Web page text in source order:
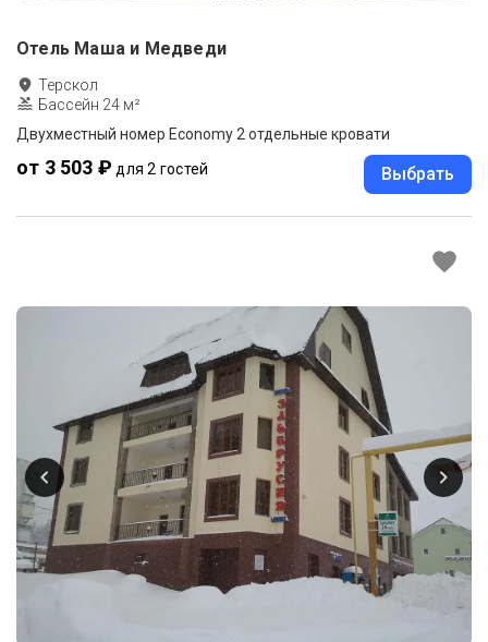
Отель Маша и Медведи
Терскол
Бассейн 24 м²
Двухместный номер Economy 2 отдельные кровати
от 3 503 ₽ для 2 гостей Выбрать